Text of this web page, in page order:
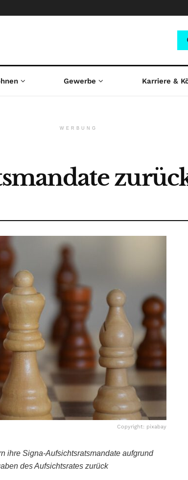
Gewerbe Karriere &
WERBUNG
Copyright: pixabay
ihre Signa-Aufsichtsratsmandate aufgrund
des Aufsichtsrates zurück